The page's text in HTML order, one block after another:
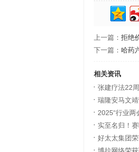
上一篇： 拒绝
下一篇： 哈药
相关资讯
张建疗法22
(2025-05-06)
瑞隆安马文
(2025-04-29)
2025“行业两
04-28)
实至名归！
(2025-04-23)
好太太集团